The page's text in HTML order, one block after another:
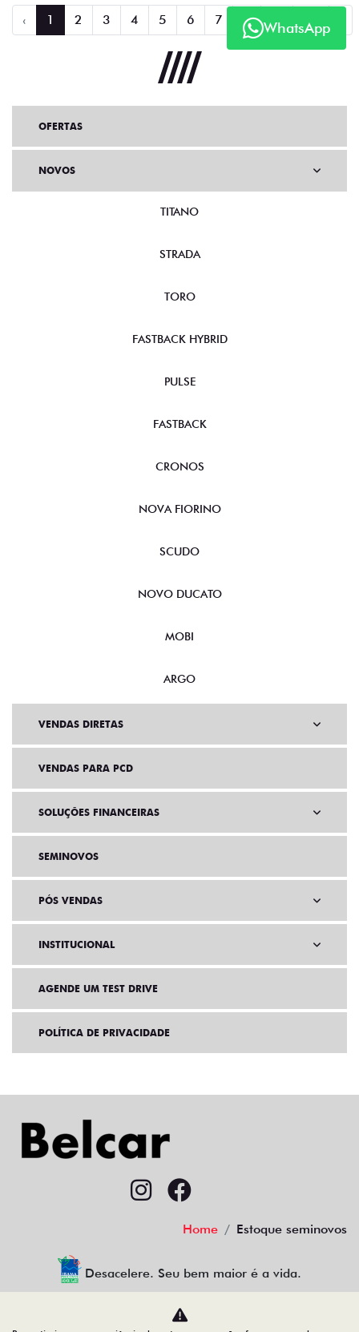
‹ 1 2 3 4 5 6 7 8 ... 20
WhatsApp
OFERTAS
NOVOS
TITANO
STRADA
TORO
FASTBACK HYBRID
PULSE
FASTBACK
CRONOS
NOVA FIORINO
SCUDO
NOVO DUCATO
MOBI
ARGO
VENDAS DIRETAS
VENDAS PARA PCD
SOLUÇÕES FINANCEIRAS
SEMINOVOS
PÓS VENDAS
INSTITUCIONAL
AGENDE UM TEST DRIVE
POLÍTICA DE PRIVACIDADE
Home Estoque seminovos
Desacelere. Seu bem maior é a vida.